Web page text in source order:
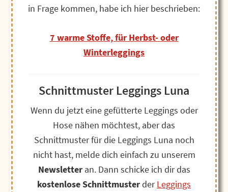
in Frage kommen, habe ich hier beschrieben:
7 warme Stoffe, für Herbst- oder
Winterleggings
Schnittmuster Leggings Luna
Wenn du jetzt eine gefütterte Leggings oder
Hose nähen möchtest, aber das
Schnittmuster für die Leggings Luna noch
nicht hast, melde dich einfach zu unserem
Newsletteran. Dann schicke ich dir das
kostenlose SchnittmusterderLeggings